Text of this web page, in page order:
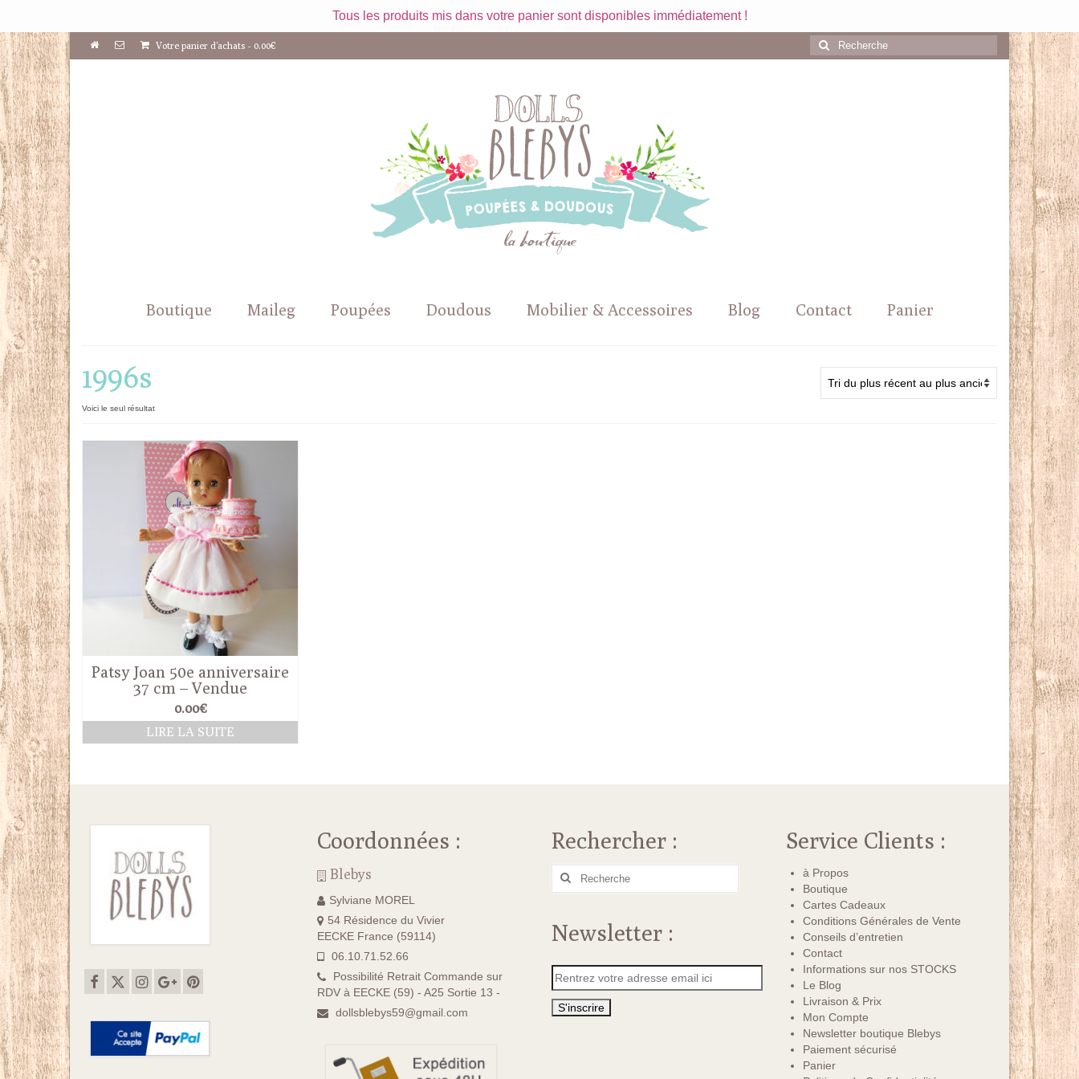
Tous les produits mis dans votre panier sont disponibles immédiatement !
Votre panier d'achats - 0.00€
Rechercher
:
Boutique Maileg Poupées Doudous Mobilier & Accessoires Blog Contact Panier
1996s
Voici le seul résultat
Patsy Joan 50e anniversaire
37 cm – Vendue
0.00€
LIRE LA SUITE
Coordonnées :
Blebys
Sylviane MOREL
54 Résidence du Vivier
EECKE France (59114)
06.10.71.52.66
Possibilité Retrait Commande sur
RDV à EECKE (59) - A25 Sortie 13 -
dollsblebys59@gmail.com
Rechercher :
Rechercher
Newsletter :
Service Clients :
à Propos
Boutique
Cartes Cadeaux
Conditions Générales de Vente
Conseils d’entretien
Contact
Informations sur nos STOCKS
Le Blog
Livraison & Prix
Mon Compte
Newsletter boutique Blebys
Paiement sécurisé
Panier